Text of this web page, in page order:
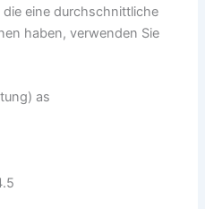
eine durchschnittliche
haben, verwenden Sie
as